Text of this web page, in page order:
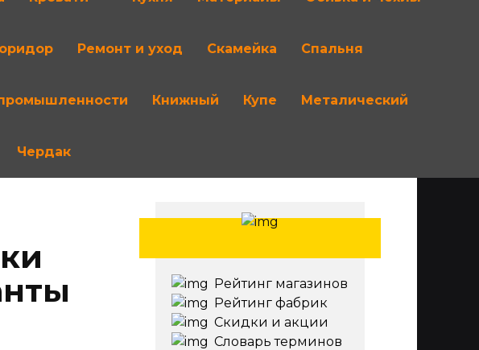
Ремонт и уход Скамейка Спальня
Книжный Купе Металический
Чердак
Рейтинг магазинов
Рейтинг фабрик
Скидки и акции
Словарь терминов